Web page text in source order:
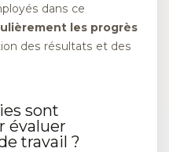
dans ce
les progrès
des résultats et des
sont
évaluer
travail ?